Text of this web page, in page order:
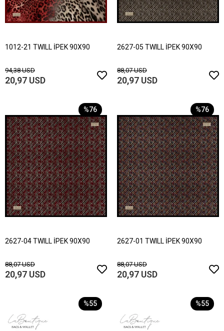
1012-21 TWILL İPEK 90X90
94,38 USD
20,97 USD
2627-05 TWILL İPEK 90X90
88,07 USD
20,97 USD
%76
2627-04 TWILL İPEK 90X90
88,07 USD
20,97 USD
%76
2627-01 TWILL İPEK 90X90
88,07 USD
20,97 USD
%55 %55